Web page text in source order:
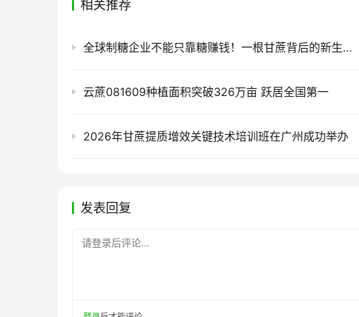
相关推荐
全球制糖企业不能只靠糖赚钱！一根甘蔗背后的新生意：蔗渣、蔗叶正在变成燃料、材料和电力
云蔗081609种植面积突破326万亩 跃居全国第一
2026年甘蔗提质增效关键技术培训班在广州成功举办
发表回复
请登录后评论...